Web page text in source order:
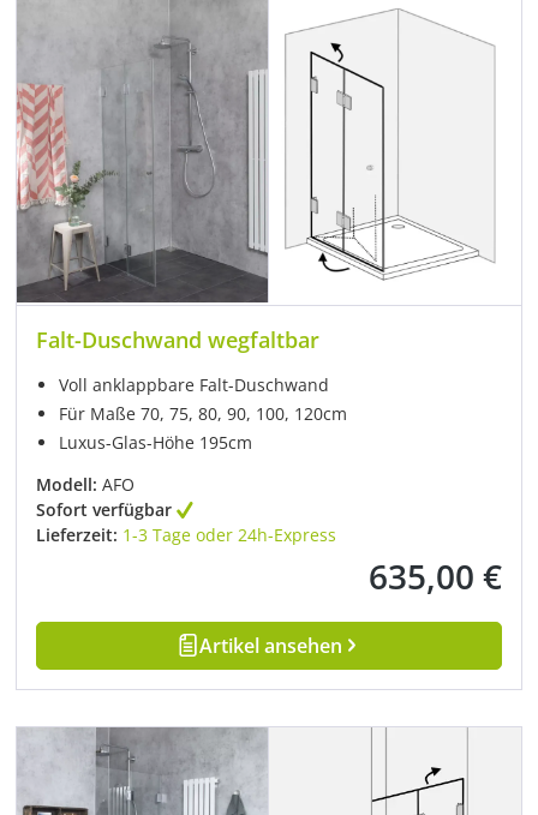
Falt-Duschwand wegfaltbar
Voll anklappbare Falt-Duschwand
Für Maße 70, 75, 80, 90, 100, 120cm
Luxus-Glas-Höhe 195cm
Modell: AFO
Sofort verfügbar
Lieferzeit: 1-3 Tage oder 24h-Express
Regulärer Preis:
635,00 €
Artikel ansehen